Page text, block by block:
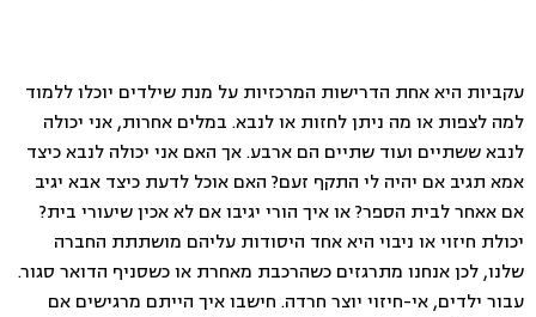
עקביות היא אחת הדרישות המרכזיות על מנת שילדים יוכלו ללמוד
למה לצפות או מה ניתן לחזות או לנבא. במלים אחרות, אני יכולה
לנבא ששתיים ועוד שתיים הם ארבע. אך האם אני יכולה לנבא כיצד
אמא תגיב אם יהיה לי התקף זעם? האם אוכל לדעת כיצד אבא יגיב
אם אאחר לבית הספר? או איך הורי יגיבו אם לא אכין שיעורי בית?
יכולת חיזוי או ניבוי היא אחד היסודות עליהם מושתתת החברה
שלנו, לכן אנחנו מתרגזים כשהרכבת מאחרת או כשסניף הדואר סגור.
עבור ילדים, אי-חיזוי יוצר חרדה. חישבו איך הייתם מרגישים אם